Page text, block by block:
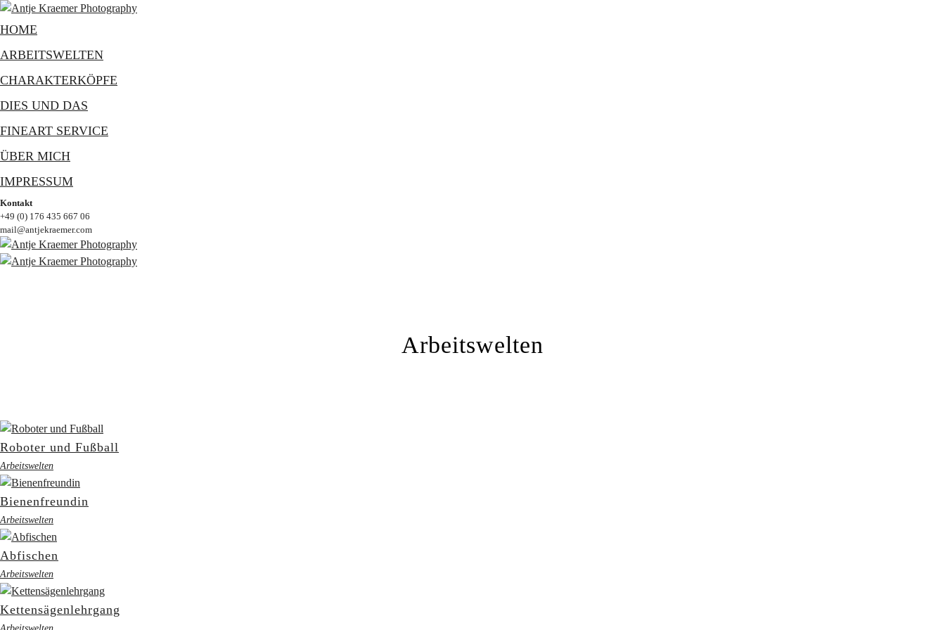
HOME
ARBEITSWELTEN
CHARAKTERKÖPFE
DIES UND DAS
FINEART SERVICE
ÜBER MICH
IMPRESSUM
Kontakt
+49 (0) 176 435 667 06
mail@antjekraemer.com
Arbeitswelten
Roboter und Fußball
Arbeitswelten
Bienenfreundin
Arbeitswelten
Abfischen
Arbeitswelten
Kettensägenlehrgang